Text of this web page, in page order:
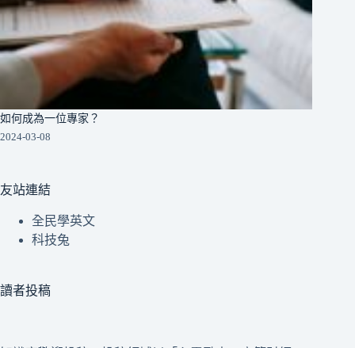
如何成為一位專家？
2024-03-08
友站連結
全民學英文
科技兔
讀者投稿